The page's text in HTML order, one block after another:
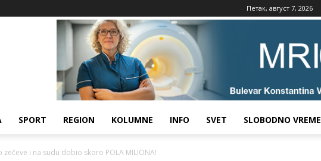
Петак, август 7, 2026
SPORT REGION KOLUMNE INFO SVET SLOBODNO VREME
zečeve i na sudu dobio skoro POLA MILIONA!